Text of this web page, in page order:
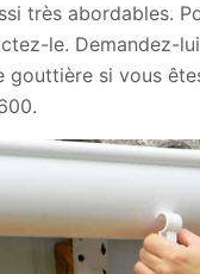
très abordables.
le. Demandez-
gouttière si vous